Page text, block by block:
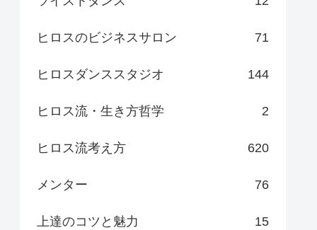
ヒロスのビジネスサロン 71
ヒロスダンススタジオ 144
ヒロス流・生き方哲学 2
ヒロス流考え方 620
メンター 76
上達のコツと魅力 15